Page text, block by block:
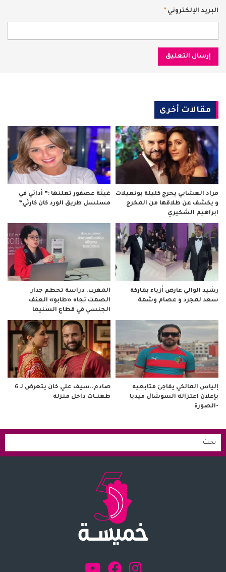
البريد الإلكتروني *
مقالات أخرى
مراد العشابي يحرج كليلة بونعيلات
و يكشف عن طلاقها من المخرج
ابراهيم الشكيري
غيثة عصفور تعلنها :” أدائي في
مسلسل طريق الورد كان كارثي”
رشيد الوالي عارض أزياء بماركة
سعد لمجرد و عصام وشمة
المغرب. دراسة تحطم جدار
الصمت تجاه «طابو» العنف
الجنسي في قطاع السنيما
إلياس المالكي يفاجئ متابعيه
بإعلان اعتزاله السوشال ميديا
-الصورة
صادم..سيف علي خان يتعرض لـ 6
طعنــات داخل منزله